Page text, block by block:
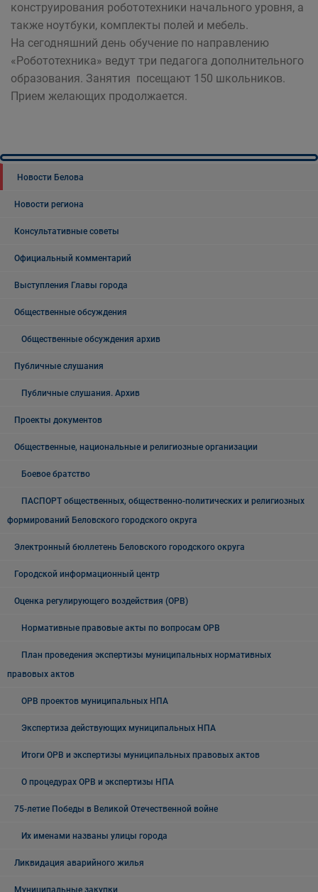
конструирования робототехники начального уровня, а
также ноутбуки, комплекты полей и мебель.
На сегодняшний день обучение по направлению
«Робототехника» ведут три педагога дополнительного
образования. Занятия посещают 150 школьников.
Прием желающих продолжается.
Новости Белова
Новости региона
Консультативные советы
Официальный комментарий
Выступления Главы города
Общественные обсуждения
Общественные обсуждения архив
Публичные слушания
Публичные слушания. Архив
Проекты документов
Общественные, национальные и религиозные организации
Боевое братство
ПАСПОРТ общественных, общественно-политических и религиозных
формирований Беловского городского округа
Электронный бюллетень Беловского городского округа
Городской информационный центр
Оценка регулирующего воздействия (ОРВ)
Нормативные правовые акты по вопросам ОРВ
План проведения экспертизы муниципальных нормативных
правовых актов
ОРВ проектов муниципальных НПА
Экспертиза действующих муниципальных НПА
Итоги ОРВ и экспертизы муниципальных правовых актов
О процедурах ОРВ и экспертизы НПА
75-летие Победы в Великой Отечественной войне
Их именами названы улицы города
Ликвидация аварийного жилья
Муниципальные закупки